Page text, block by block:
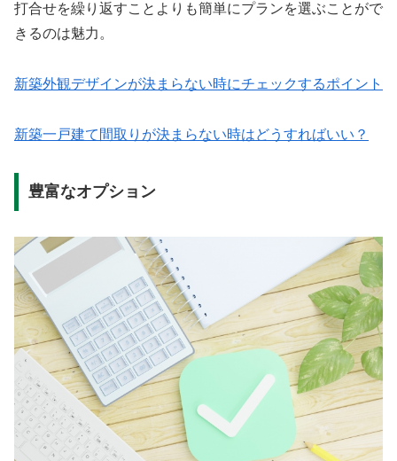
打合せを繰り返すことよりも簡単にプランを選ぶことがで
きるのは魅力。
新築外観デザインが決まらない時にチェックするポイント
新築一戸建て間取りが決まらない時はどうすればいい？
豊富なオプション